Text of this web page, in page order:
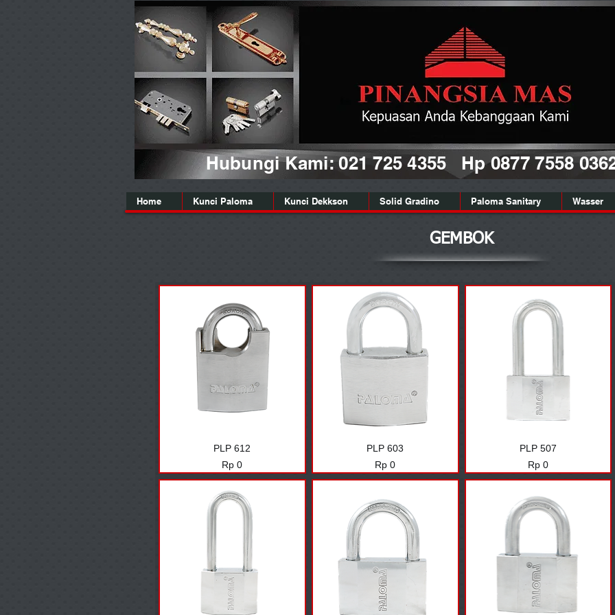
Hubungi Kami: 021 725 4355 Hp 0877 7558
Home Kunci Paloma Kunci Dekkson Solid Gradino Paloma Sanitary Wasser
GEMBOK
PLP 612
Harga
Rp 0
PLP 603
Harga
Rp 0
PLP 507
Harga
Rp 0